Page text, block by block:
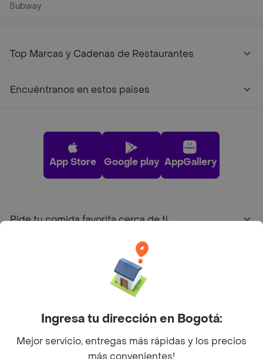
Subway
Top Marcas y Cadenas de Restaurantes
Encuéntranos en estos países
App Store Google play AppGallery
Pide tu comida favorita cerca de ti
Sobre Rappi
Ingresa tu dirección en Bogotá:
Mejor servicio, entregas más rápidas y los precios
más convenientes!